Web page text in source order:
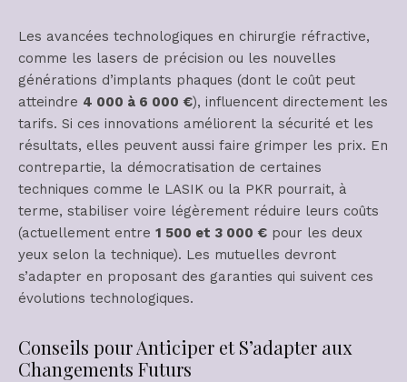
Les avancées technologiques en chirurgie réfractive,
comme les lasers de précision ou les nouvelles
générations d’implants phaques (dont le coût peut
atteindre 4 000 à 6 000 €), influencent directement les
tarifs. Si ces innovations améliorent la sécurité et les
résultats, elles peuvent aussi faire grimper les prix. En
contrepartie, la démocratisation de certaines
techniques comme le LASIK ou la PKR pourrait, à
terme, stabiliser voire légèrement réduire leurs coûts
(actuellement entre 1 500 et 3 000 € pour les deux
yeux selon la technique). Les mutuelles devront
s’adapter en proposant des garanties qui suivent ces
évolutions technologiques.
Conseils pour Anticiper et S’adapter aux
Changements Futurs